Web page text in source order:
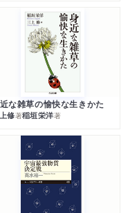
な雑草の愉快な生きかた
修著稲垣栄洋著